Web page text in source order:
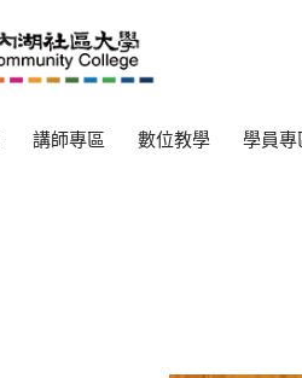
講師專區 數位教學 學員專